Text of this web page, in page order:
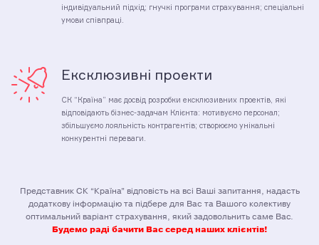
індивідуальний підхід; гнучкі програми страхування; спеціальні
умови співпраці.
Ексклюзивні проекти
СК “Країна” має досвід розробки ексклюзивних проектів, які
відповідають бізнес-задачам Клієнта: мотивуємо персонал;
збільшуємо лояльність контрагентів; створюємо унікальні
конкурентні переваги.
Представник СК “Країна” відповість на всі Ваші запитання, надасть
додаткову інформацію та підбере для Вас та Вашого колективу
оптимальний варіант страхування, який задовольнить саме Вас.
Будемо раді бачити Вас серед наших клієнтів!